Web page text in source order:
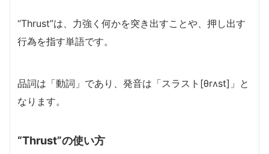
“Thrust”は、力強く何かを突き出すことや、押し出す
行為を指す単語です。
品詞は「動詞」であり、発音は「スラスト[θrʌst]」と
なります。
“Thrust”の使い方